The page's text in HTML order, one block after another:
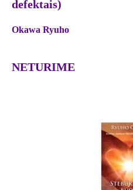
defektais)
Okawa Ryuho
NETURIME